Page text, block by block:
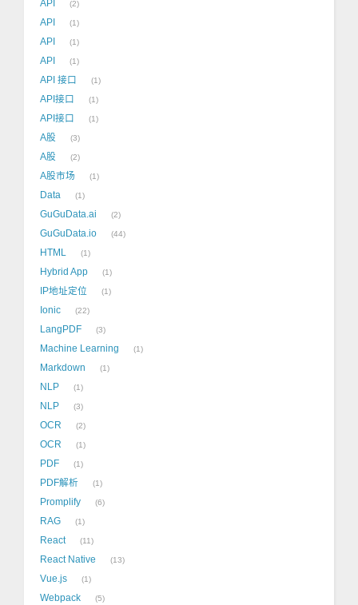
API 2
API 1
API 1
API 1
API 接口 1
API接口 1
API接口 1
A股 3
A股 2
A股市场 1
Data 1
GuGuData.ai 2
GuGuData.io 44
HTML 1
Hybrid App 1
IP地址定位 1
Ionic 22
LangPDF 3
Machine Learning 1
Markdown 1
NLP 1
NLP 3
OCR 2
OCR 1
PDF 1
PDF解析 1
Promplify 6
RAG 1
React 11
React Native 13
Vue.js 1
Webpack 5